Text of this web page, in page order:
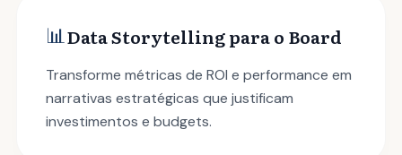
📊Data Storytelling para o Board
Transforme métricas de ROI e performance em
narrativas estratégicas que justificam
investimentos e budgets.